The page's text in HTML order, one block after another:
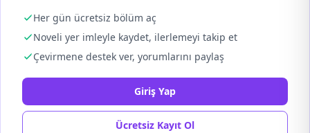
Her gün ücretsiz bölüm aç
Noveli yer imleyle kaydet, ilerlemeyi takip et
Çevirmene destek ver, yorumlarını paylaş
Giriş Yap
Ücretsiz Kayıt Ol